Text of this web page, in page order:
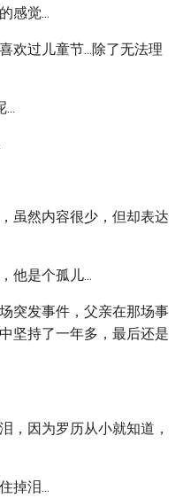
感觉...
欢过儿童节...除了无法理
...
虽然内容很少，但却表达
他是个孤儿...
突发事件，父亲在那场事
坚持了一年多，最后还是
，因为罗历从小就知道，
掉泪...